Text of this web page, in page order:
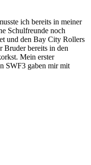
ich bereits in meiner
Schulfreunde noch
und den Bay City Rollers
Bruder bereits in den
Mein erster
SWF3 gaben mir mit